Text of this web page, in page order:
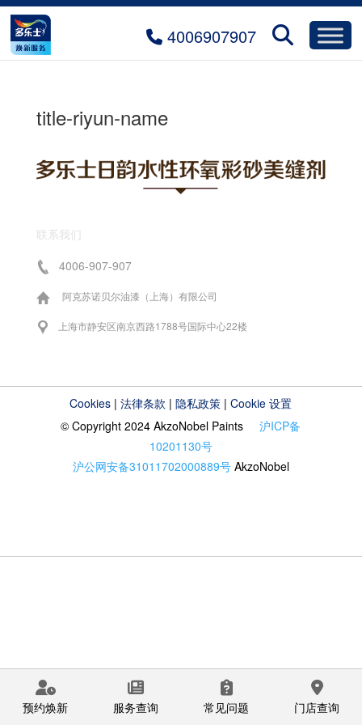
4006907907
title-riyun-name
联系我们
4006-907-907
阿克苏诺贝尔油漆（上海）有限公司
上海市静安区南京西路1788号国际中心22楼
Cookies |法律条款 |隐私政策 |Cookie 设置
© Copyright 2024 AkzoNobel Paints沪ICP备
10201130号
沪公网安备31011702000889号 AkzoNobel
预约焕新 服务查询 常见问题 门店查询